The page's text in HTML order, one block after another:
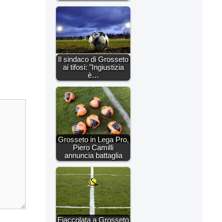
Il sindaco di Grosseto
ai tifosi: "Ingiustizia
è…
Grosseto in Lega Pro,
Piero Camilli
annuncia battaglia
Fiaccolata a Grosseto